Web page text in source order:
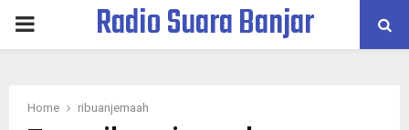
PRIMARYRadio Suara Banjar
Home ribuanjemaah